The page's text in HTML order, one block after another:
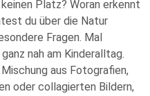
Platz? Woran erkennt
du über die Natur
Fragen. Mal
nah am Kinderalltag.
aus Fotografien,
oder collagierten Bildern,